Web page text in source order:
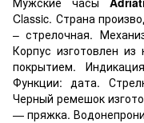
Classic. Страна
– стрелочная.
Корпус изготовлен
покрытием.
Функции: дата.
Черный ремешок
— пряжка.